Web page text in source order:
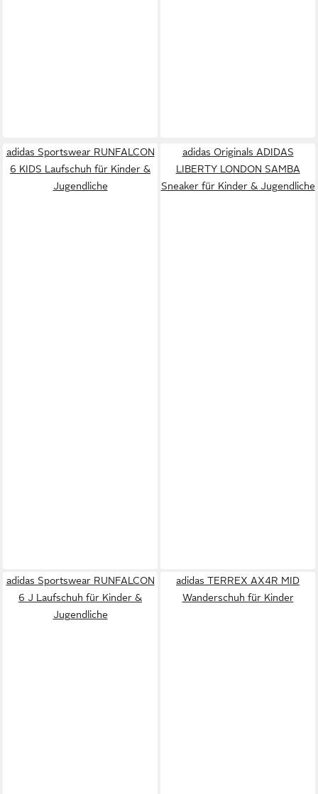
adidas Sportswear RUNFALCON
6 KIDS Laufschuh für Kinder &
Jugendliche
adidas Originals ADIDAS
LIBERTY LONDON SAMBA
Sneaker für Kinder & Jugendliche
adidas Sportswear RUNFALCON
6 J Laufschuh für Kinder &
Jugendliche
adidas TERREX AX4R MID
Wanderschuh für Kinder